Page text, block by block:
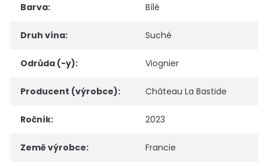
Barva: Bílé
Druh vína: Suché
Odrůda (-y): Viognier
Producent (výrobce): Château La Bastide
Ročník: 2023
Země výrobce: Francie